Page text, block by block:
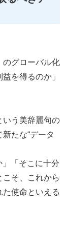
のグローバル化
を得るのか」
いう美辞麗句の
たな“データ
「そこに十分
そ、これから
使命といえる